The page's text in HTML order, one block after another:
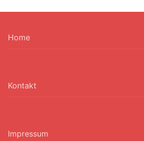
Home
Kontakt
Impressum